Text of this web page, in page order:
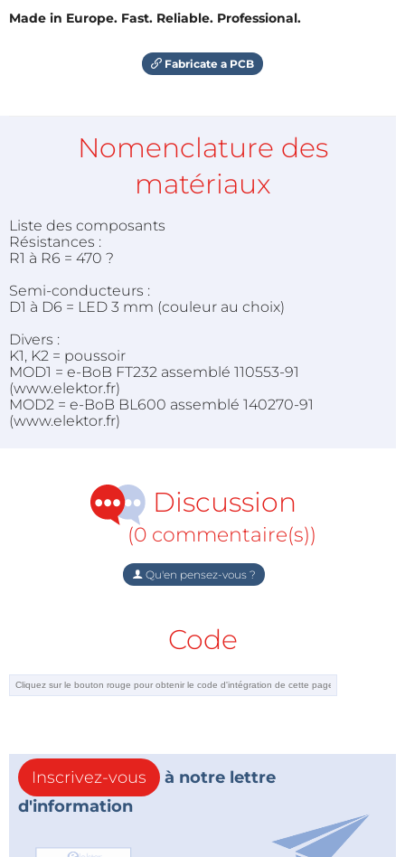
Made in Europe. Fast. Reliable. Professional.
Fabricate a PCB
Nomenclature des
matériaux
Liste des composants
Résistances :
R1 à R6 = 470 ?
Semi-conducteurs :
D1 à D6 = LED 3 mm (couleur au choix)
Divers :
K1, K2 = poussoir
MOD1 = e-BoB FT232 assemblé 110553-91
(www.elektor.fr)
MOD2 = e-BoB BL600 assemblé 140270-91
(www.elektor.fr)
Discussion
(0 commentaire(s))
Qu'en pensez-vous ?
Code
Inscrivez-vous
à notre lettre
d'information